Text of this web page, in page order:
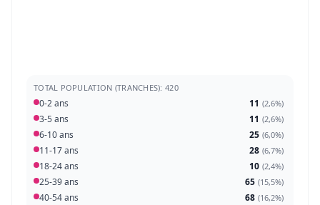
TOTAL POPULATION (TRANCHES): 420
0-2 ans 11 (2,6%)
3-5 ans 11 (2,6%)
6-10 ans 25 (6,0%)
11-17 ans 28 (6,7%)
18-24 ans 10 (2,4%)
25-39 ans 65 (15,5%)
40-54 ans 68 (16,2%)